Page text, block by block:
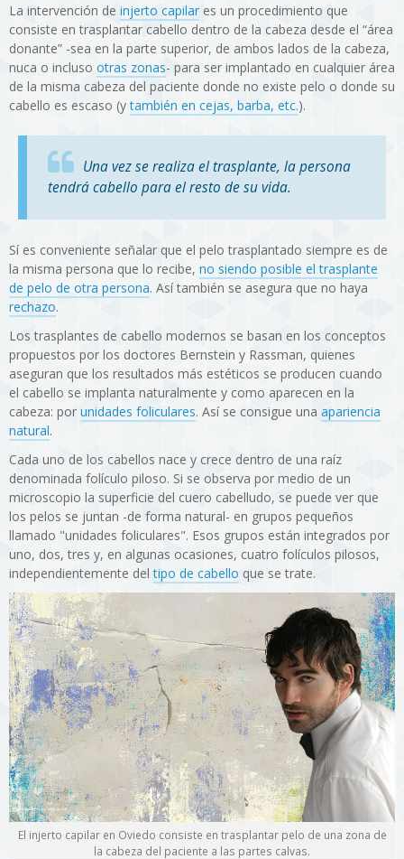
La intervención de injerto capilares un procedimiento que
consiste en trasplantar cabello dentro de la cabeza desde el “área
donante” -sea en la parte superior, de ambos lados de la cabeza,
nuca o incluso otras zonas- para ser implantado en cualquier área
de la misma cabeza del paciente donde no existe pelo o donde su
cabello es escaso (ytambién en cejas, barba, etc.).
Una vez se realiza el trasplante, la persona
tendrá cabello para el resto de su vida.
Sí es conveniente señalar que el pelo trasplantado siempre es de
la misma persona que lo recibe, no siendo posible el trasplante
de pelo de otra persona. Así también se asegura que no haya
rechazo.
Los trasplantes de cabello modernos se basan en los conceptos
propuestos por los doctores Bernstein y Rassman, quienes
aseguran que los resultados más estéticos se producen cuando
el cabello se implanta naturalmente y como aparecen en la
cabeza: por unidades foliculares. Así se consigue una apariencia
natural.
Cada uno de los cabellos nace y crece dentro de una raíz
denominada folículo piloso. Si se observa por medio de un
microscopio la superficie del cuero cabelludo, se puede ver que
los pelos se juntan -de forma natural- en grupos pequeños
llamado "unidades foliculares". Esos grupos están integrados por
uno, dos, tres y, en algunas ocasiones, cuatro folículos pilosos,
independientemente deltipo de cabello que se trate.
El injerto capilar en Oviedo consiste en trasplantar pelo de una zona de
la cabeza del paciente a las partes calvas.